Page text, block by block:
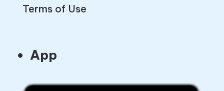
Terms of Use
App